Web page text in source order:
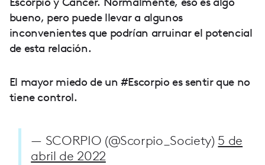
bueno, pero puede llevar a algunos
inconvenientes que podrían arruinar el potencial
de esta relación.
El mayor miedo de un #Escorpio es sentir que no
tiene control.
— SCORPIO (@Scorpio_Society) 5 de
abril de 2022